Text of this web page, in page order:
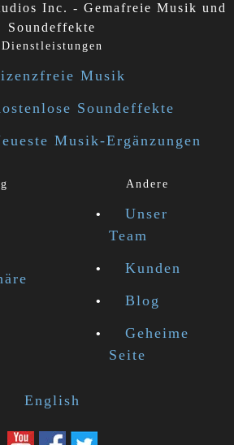
Inc. - Gemafreie Musik und
Soundeffekte
Dienstleistungen
Musik
Soundeffekte
Musik-Ergänzungen
Andere
Unser
Team
Kunden
Blog
Geheime
Seite
English